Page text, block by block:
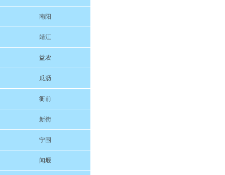
南阳
靖江
益农
瓜沥
衙前
新街
宁围
闻堰